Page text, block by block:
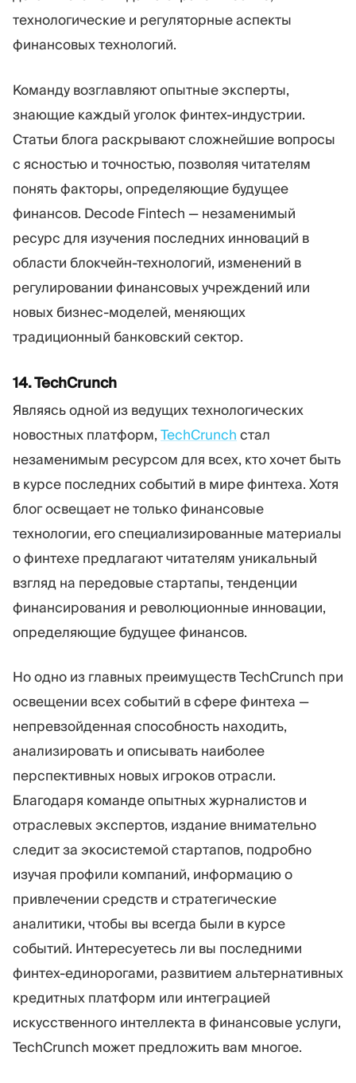
технологические и регуляторные аспекты
финансовых технологий.
Команду возглавляют опытные эксперты,
знающие каждый уголок финтех-индустрии.
Статьи блога раскрывают сложнейшие вопросы
с ясностью и точностью, позволяя читателям
понять факторы, определяющие будущее
финансов. Decode Fintech — незаменимый
ресурс для изучения последних инноваций в
области блокчейн-технологий, изменений в
регулировании финансовых учреждений или
новых бизнес-моделей, меняющих
традиционный банковский сектор.
14. TechCrunch
Являясь одной из ведущих технологических
новостных платформ, TechCrunch стал
незаменимым ресурсом для всех, кто хочет быть
в курсе последних событий в мире финтеха. Хотя
блог освещает не только финансовые
технологии, его специализированные материалы
о финтехе предлагают читателям уникальный
взгляд на передовые стартапы, тенденции
финансирования и революционные инновации,
определяющие будущее финансов.
Но одно из главных преимуществ TechCrunch при
освещении всех событий в сфере финтеха —
непревзойденная способность находить,
анализировать и описывать наиболее
перспективных новых игроков отрасли.
Благодаря команде опытных журналистов и
отраслевых экспертов, издание внимательно
следит за экосистемой стартапов, подробно
изучая профили компаний, информацию о
привлечении средств и стратегические
аналитики, чтобы вы всегда были в курсе
событий. Интересуетесь ли вы последними
финтех-единорогами, развитием альтернативных
кредитных платформ или интеграцией
искусственного интеллекта в финансовые услуги,
TechCrunch может предложить вам многое.